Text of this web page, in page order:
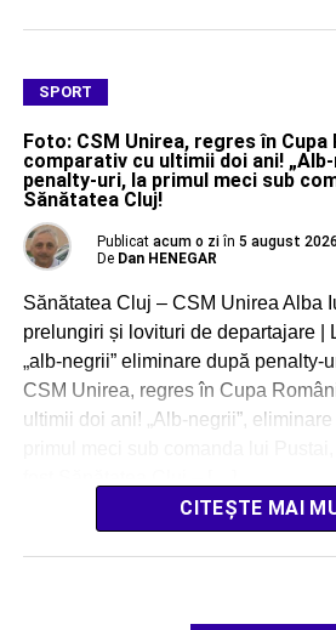
SPORT
Foto: CSM Unirea, regres în Cupa
comparativ cu ultimii doi ani!
penalty-uri, la primul meci sub
Sănătatea Cluj!
Publicat acum o zi în 5 august 2026
De Dan HENEGAR
Sănătatea Cluj – CSM Unirea Alba
prelungiri și lovituri de departajare |
„alb-negrii” eliminare după penalty-
CSM Unirea, regres în Cupa
ultimii doi ani! „Alb-negrii”,
CITEȘTE MAI